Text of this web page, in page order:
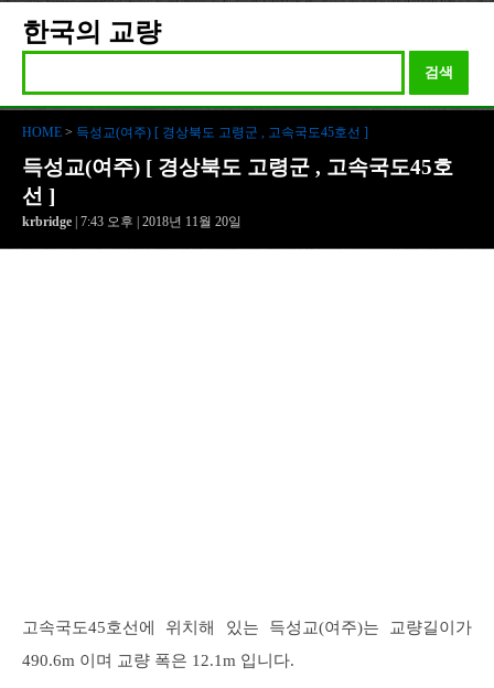
한국의 교량
검색
HOME > 득성교(여주) [ 경상북도 고령군 , 고속국도45호선 ]
득성교(여주) [ 경상북도 고령군 , 고속국도45호
선 ]
krbridge | 7:43 오후 | 2018년 11월 20일
고속국도45호선에 위치해 있는 득성교(여주)는 교량길이가
490.6m 이며 교량 폭은 12.1m 입니다.